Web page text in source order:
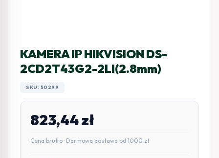
KAMERA IP HIKVISION DS-
2CD2T43G2-2LI(2.8mm)
SKU: 50299
823,44zł
Cena brutto · Darmowa dostawa od 1000 zł